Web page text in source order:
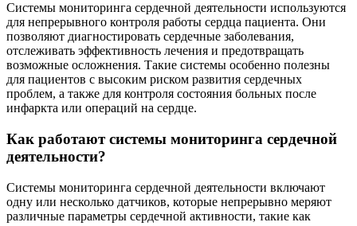
Системы мониторинга сердечной деятельности используются
для непрерывного контроля работы сердца пациента. Они
позволяют диагностировать сердечные заболевания,
отслеживать эффективность лечения и предотвращать
возможные осложнения. Такие системы особенно полезны
для пациентов с высоким риском развития сердечных
проблем, а также для контроля состояния больных после
инфаркта или операций на сердце.
Как работают системы мониторинга сердечной
деятельности?
Системы мониторинга сердечной деятельности включают
одну или несколько датчиков, которые непрерывно меряют
различные параметры сердечной активности, такие как